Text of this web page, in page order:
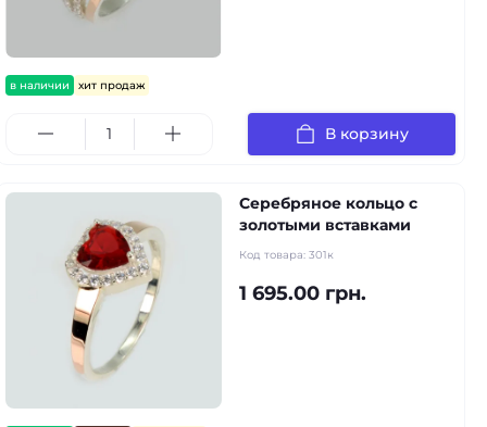
в наличии хит продаж
В корзину
Серебряное кольцо с
золотыми вставками
Код товара: 301к
1 695.00 грн.